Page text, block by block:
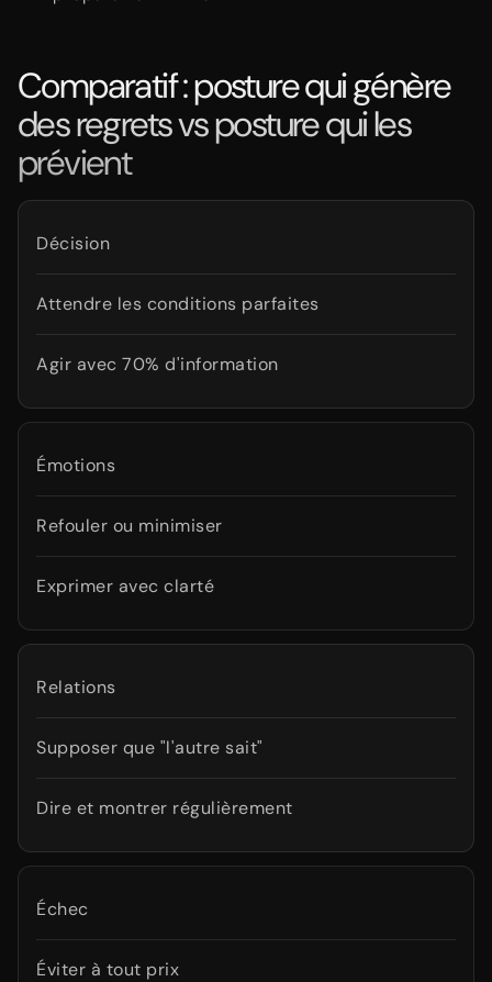
Comparatif : posture qui génère
des regrets vs posture qui les
prévient
Décision
Attendre les conditions parfaites
Agir avec 70% d'information
Émotions
Refouler ou minimiser
Exprimer avec clarté
Relations
Supposer que "l'autre sait"
Dire et montrer régulièrement
Échec
Éviter à tout prix